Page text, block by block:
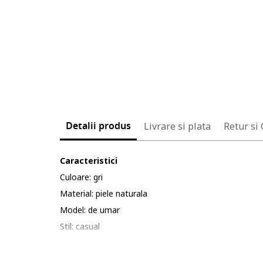
Detalii produs Livrare si plata Retur si
Caracteristici
Culoare: gri
Material: piele naturala
Model: de umar
Stil: casual